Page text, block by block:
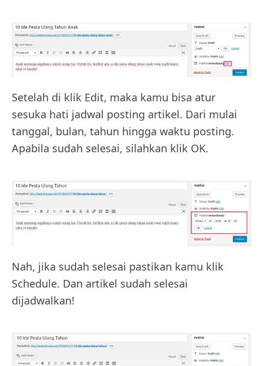
Setelah di klik Edit, maka kamu bisa atur
sesuka hati jadwal posting artikel. Dari mulai
tanggal, bulan, tahun hingga waktu posting.
Apabila sudah selesai, silahkan klik OK.
Nah, jika sudah selesai pastikan kamu klik
Schedule. Dan artikel sudah selesai
dijadwalkan!